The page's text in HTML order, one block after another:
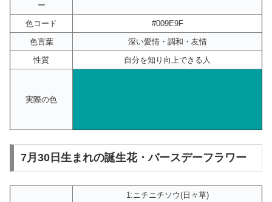
ー
色コード
#009E9F
色言葉
深い愛情・調和・友情
性質
自分を知り向上できる人
実際の色
7月30日生まれの誕生花・バースデーフラワー
1:ニチニチソウ(日々草)